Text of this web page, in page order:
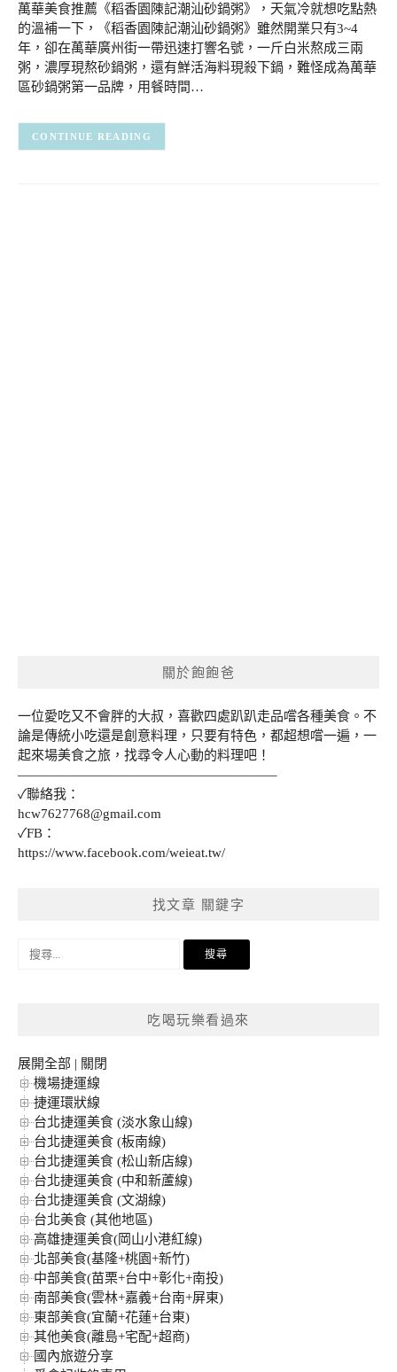
萬華美食推薦《稻香園陳記潮汕砂鍋粥》，天氣冷就想吃點熱
的溫補一下，《稻香園陳記潮汕砂鍋粥》雖然開業只有3~4
年，卻在萬華廣州街一帶迅速打響名號，一斤白米熬成三兩
粥，濃厚現熬砂鍋粥，還有鮮活海料現殺下鍋，難怪成為萬華
區砂鍋粥第一品牌，用餐時間…
CONTINUE READING
關於飽飽爸
一位愛吃又不會胖的大叔，喜歡四處趴趴走品嚐各種美食。不
論是傳統小吃還是創意料理，只要有特色，都超想嚐一遍，一
起來場美食之旅，找尋令人心動的料理吧！
———————————————————–
✓聯絡我：
hcw7627768@gmail.com
✓FB：
https://www.facebook.com/weieat.tw/
找文章 關鍵字
搜
吃喝玩樂看過來
展開全部 | 關閉
機場捷運線
捷運環狀線
台北捷運美食 (淡水象山線)
台北捷運美食 (板南線)
台北捷運美食 (松山新店線)
台北捷運美食 (中和新蘆線)
台北捷運美食 (文湖線)
台北美食 (其他地區)
高雄捷運美食(岡山小港紅線)
北部美食(基隆+桃園+新竹)
中部美食(苗栗+台中+彰化+南投)
南部美食(雲林+嘉義+台南+屏東)
東部美食(宜蘭+花蓮+台東)
其他美食(離島+宅配+超商)
國內旅遊分享